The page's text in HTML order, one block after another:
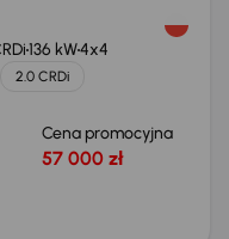
136 kW4x4
2.0 CRDi
Cena promocyjna
57 000 zł